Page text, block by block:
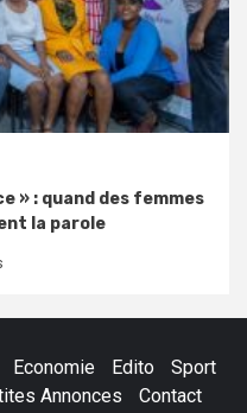
» : quand des femmes
la parole
Economie Edito
Sport
Annonces Contact